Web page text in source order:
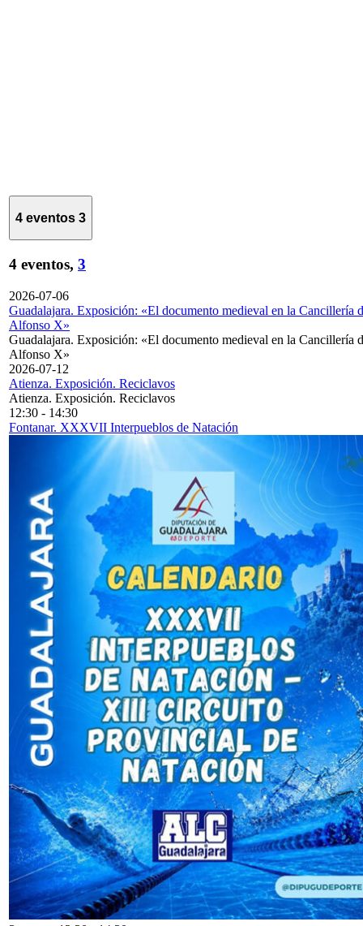
4 eventos 3
4 eventos, 3
2026-07-06
Guadalajara. Exposición: «El documento medieval en la Cancillería
Alfonso X»
Guadalajara. Exposición: «El documento medieval en la Cancillería
Alfonso X»
2026-07-12
Atienza. Exposición. Reciclavos
Atienza. Exposición. Reciclavos
12:30 - 14:30
Fontanar. XXXVII Interpueblos de Natación